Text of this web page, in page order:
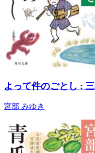
よって件のごとし :
宮部 みゆき